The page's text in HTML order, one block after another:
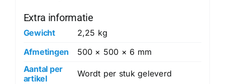
Extra informatie
Gewicht
2,25 kg
Afmetingen
500 × 500 × 6 mm
Aantal per
artikel
Wordt per stuk geleverd